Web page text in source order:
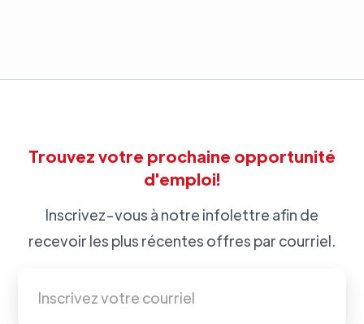
Trouvez votre prochaine opportunité
d'emploi!
Inscrivez-vous à notre infolettre afin de
recevoir les plus récentes offres par courriel.